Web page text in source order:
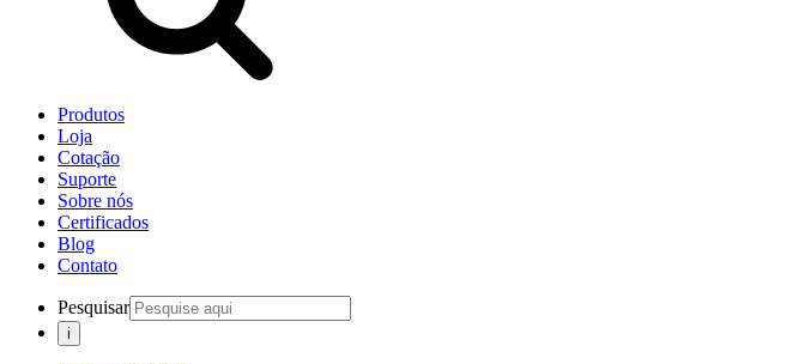
Produtos
Loja
Cotação
Suporte
Sobre nós
Certificados
Blog
Contato
Pesquisar